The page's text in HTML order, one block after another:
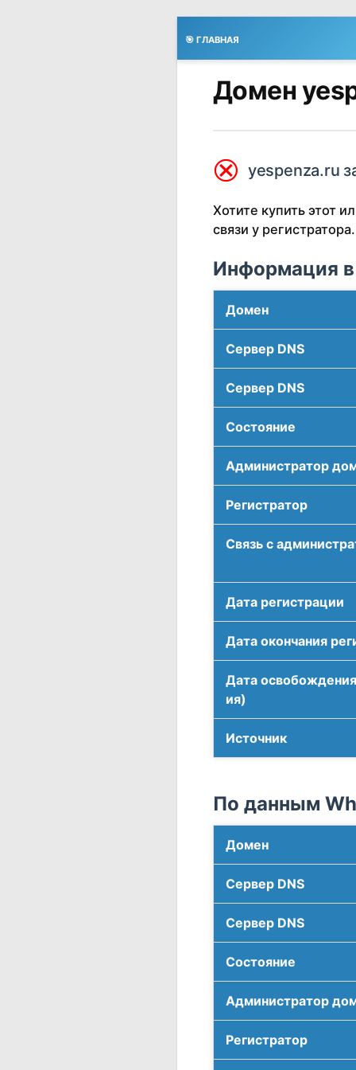
🎯 ГЛАВНАЯ
Домен
⮿ yespenza.ru
Хотите купить этот
связи у регистратора.
Информация в
Домен
Сервер DNS
Сервер DNS
Соcтояние
Администратор
Регистратор
Связь с
Дата регистрации
Дата окончания
Дата
ия)
Источник
По данным
Домен
Сервер DNS
Сервер DNS
Соcтояние
Администратор
Регистратор